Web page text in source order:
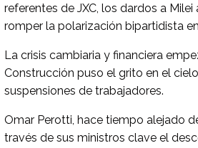
referentes de JXC, los dardos a
romper la polarización bipartidista
La crisis cambiaria y financiera
Construcción puso el grito en el
suspensiones de trabajadores.
Omar Perotti, hace tiempo alejado
través de sus ministros clave el